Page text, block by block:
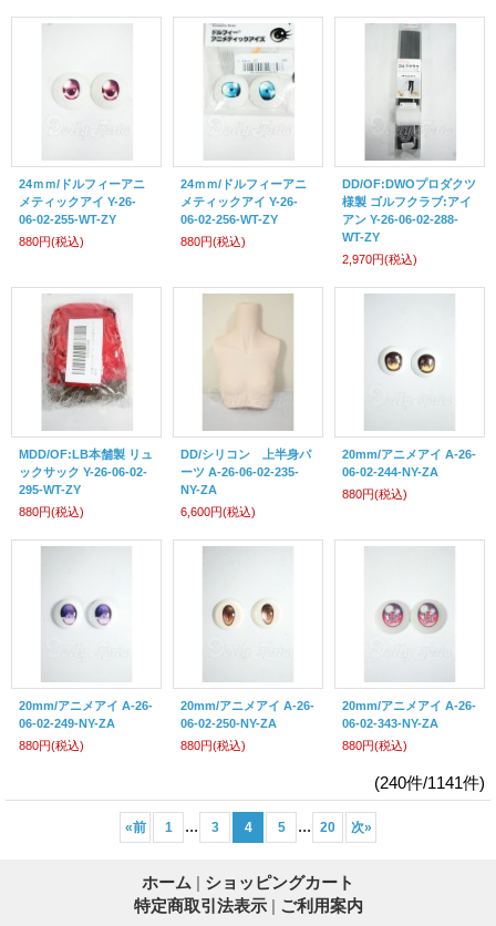
24ｍｍ/ドルフィーアニ
メティックアイ Y-26-
06-02-255-WT-ZY
880円(税込)
24ｍｍ/ドルフィーアニ
メティックアイ Y-26-
06-02-256-WT-ZY
880円(税込)
DD/OF:DWOプロダクツ
様製 ゴルフクラブ:アイ
アン Y-26-06-02-288-
WT-ZY
2,970円(税込)
MDD/OF:LB本舗製 リュ
ックサック Y-26-06-02-
295-WT-ZY
880円(税込)
DD/シリコン 上半身パ
ーツ A-26-06-02-235-
NY-ZA
6,600円(税込)
20mm/アニメアイ A-26-
06-02-244-NY-ZA
880円(税込)
20mm/アニメアイ A-26-
06-02-249-NY-ZA
880円(税込)
20mm/アニメアイ A-26-
06-02-250-NY-ZA
880円(税込)
20mm/アニメアイ A-26-
06-02-343-NY-ZA
880円(税込)
(240件/1141件)
«前 1 ... 3 4 5 ... 20 次»
ホーム | ショッピングカート
特定商取引法表示 | ご利用案内